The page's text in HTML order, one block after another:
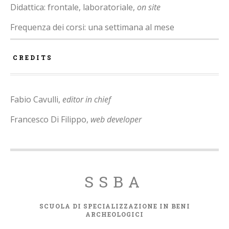
Didattica: frontale, laboratoriale, on site
Frequenza dei corsi: una settimana al mese
CREDITS
Fabio Cavulli, editor in chief
Francesco Di Filippo, web developer
SSBA
SCUOLA DI SPECIALIZZAZIONE IN BENI
ARCHEOLOGICI